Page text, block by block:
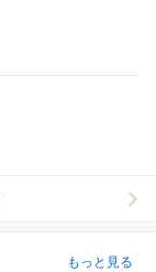
もっと見る